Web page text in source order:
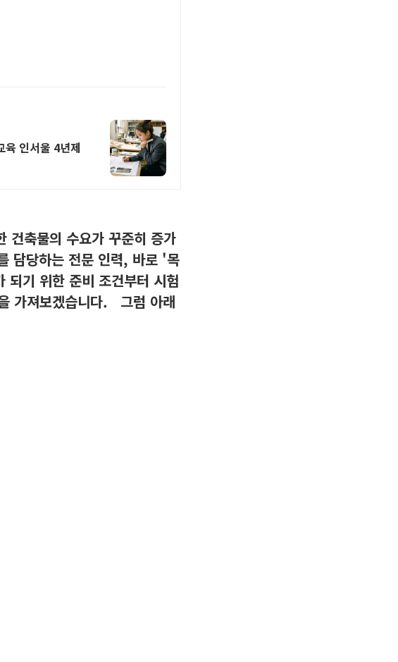
인서울 4년제
건축물의 수요가 꾸준히 증가
담당하는 전문 인력, 바로 '목
되기 위한 준비 조건부터 시험
가져보겠습니다. 그럼 아래